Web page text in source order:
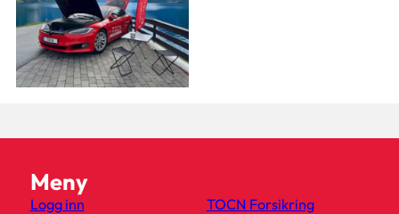
Meny
Logg inn
TOCN Forsikring